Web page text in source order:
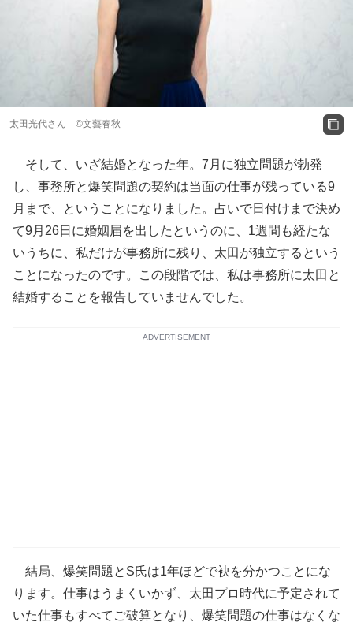
太田光代さん ©文藝春秋
そして、いざ結婚となった年。7月に独立問題が勃発
し、事務所と爆笑問題の契約は当面の仕事が残っている9
月まで、ということになりました。占いで日付けまで決め
て9月26日に婚姻届を出したというのに、1週間も経たな
いうちに、私だけが事務所に残り、太田が独立するという
ことになったのです。この段階では、私は事務所に太田と
結婚することを報告していませんでした。
ADVERTISEMENT
結局、爆笑問題とS氏は1年ほどで袂を分かつことにな
ります。仕事はうまくいかず、太田プロ時代に予定されて
いた仕事もすべてご破算となり、爆笑問題の仕事はなくな